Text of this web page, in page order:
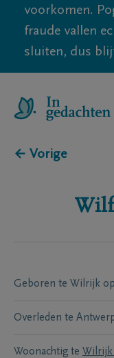
voorkomen.
fraude vallen
sluiten, dus
← Vorige
Geboren te Wilrijk op
Overleden te
Woonachtig te Wilrijk